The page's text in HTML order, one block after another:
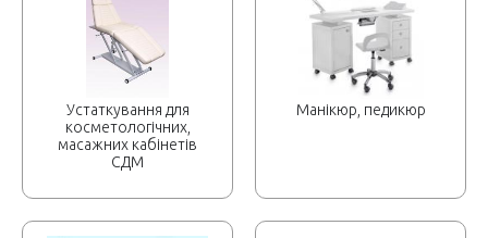
Устаткування для
косметологічних,
масажних кабінетів
СДМ
Манікюр, педикюр